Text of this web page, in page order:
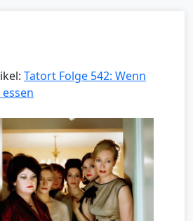
Tatort Folge 542: Wenn